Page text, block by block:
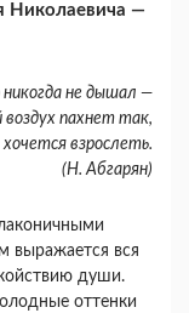
Николаевича —
не дышал —
пахнет так,
взрослеть.
(Н. Абгарян)
выражается вся
души.
оттенки